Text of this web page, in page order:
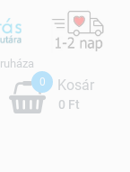
0
0 Ft
Kosár